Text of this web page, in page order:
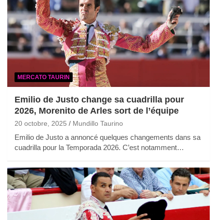
MERCATO TAURIN
Emilio de Justo change sa cuadrilla pour
2026, Morenito de Arles sort de l’équipe
20 octobre, 2025 Mundillo Taurino
Emilio de Justo a annoncé quelques changements dans sa
cuadrilla pour la Temporada 2026. C’est notamment…